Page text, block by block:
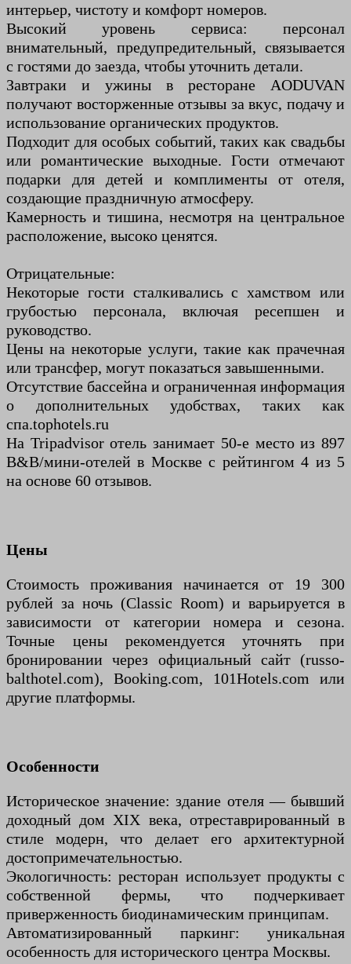
интерьер, чистоту и комфорт номеров.
Высокий уровень сервиса: персонал
внимательный, предупредительный, связывается
с гостями до заезда, чтобы уточнить детали.
Завтраки и ужины в ресторане AODUVAN
получают восторженные отзывы за вкус, подачу и
использование органических продуктов.
Подходит для особых событий, таких как свадьбы
или романтические выходные. Гости отмечают
подарки для детей и комплименты от отеля,
создающие праздничную атмосферу.
Камерность и тишина, несмотря на центральное
расположение, высоко ценятся.
Отрицательные:
Некоторые гости сталкивались с хамством или
грубостью персонала, включая ресепшен и
руководство.
Цены на некоторые услуги, такие как прачечная
или трансфер, могут показаться завышенными.
Отсутствие бассейна и ограниченная информация
о дополнительных удобствах, таких как
спа.tophotels.ru
На Tripadvisor отель занимает 50-е место из 897
B&B/мини-отелей в Москве с рейтингом 4 из 5
на основе 60 отзывов.
Цены
Стоимость проживания начинается от 19 300
рублей за ночь (Classic Room) и варьируется в
зависимости от категории номера и сезона.
Точные цены рекомендуется уточнять при
бронировании через официальный сайт (russo-
balthotel.com), Booking.com, 101Hotels.com или
другие платформы.
Особенности
Историческое значение: здание отеля — бывший
доходный дом XIX века, отреставрированный в
стиле модерн, что делает его архитектурной
достопримечательностью.
Экологичность: ресторан использует продукты с
собственной фермы, что подчеркивает
приверженность биодинамическим принципам.
Автоматизированный паркинг: уникальная
особенность для исторического центра Москвы.